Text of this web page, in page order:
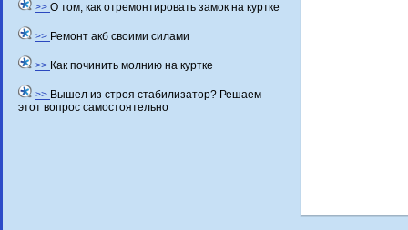
>> О том, как отремонтировать замок на куртке
>> Ремонт акб своими силами
>> Как починить молнию на куртке
>> Вышел из строя стабилизатор? Решаем
этот вопрос самостоятельно